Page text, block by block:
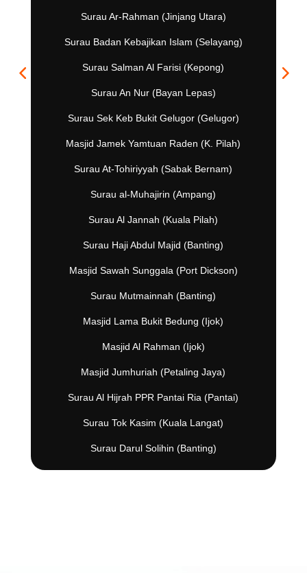
Surau Ar-Rahman (Jinjang Utara)
Surau Badan Kebajikan Islam (Selayang)
Surau Salman Al Farisi (Kepong)
Surau An Nur (Bayan Lepas)
Surau Sek Keb Bukit Gelugor (Gelugor)
Masjid Jamek Yamtuan Raden (K. Pilah)
Surau At-Tohiriyyah (Sabak Bernam)
Surau al-Muhajirin (Ampang)
Surau Al Jannah (Kuala Pilah)
Surau Haji Abdul Majid (Banting)
Masjid Sawah Sunggala (Port Dickson)
Surau Mutmainnah (Banting)
Masjid Lama Bukit Bedung (Ijok)
Masjid Al Rahman (Ijok)
Masjid Jumhuriah (Petaling Jaya)
Surau Al Hijrah PPR Pantai Ria (Pantai)
Surau Tok Kasim (Kuala Langat)
Surau Darul Solihin (Banting)